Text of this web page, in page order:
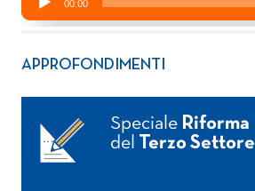
APPROFONDIMENTI
Speciale Riforma
del
Terzo Settore